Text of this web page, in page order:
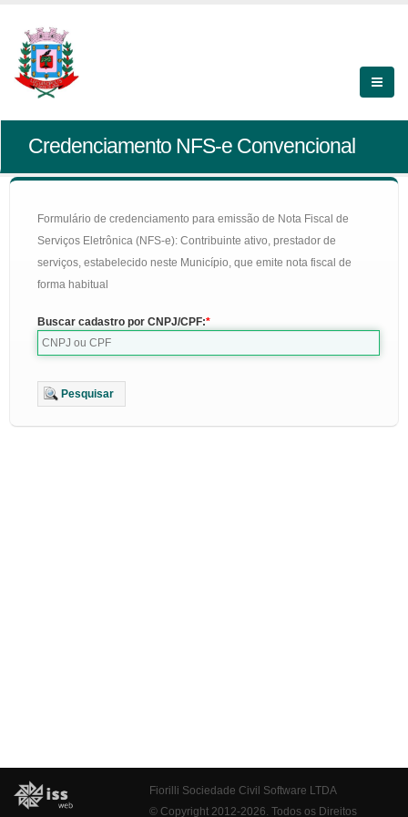
Credenciamento NFS-e Convencional
Formulário de credenciamento para emissão de Nota Fiscal de
Serviços Eletrônica (NFS-e): Contribuinte ativo, prestador de
serviços, estabelecido neste Município, que emite nota fiscal de
forma habitual
Buscar cadastro por CNPJ/CPF:
Pesquisar
Fiorilli Sociedade Civil Software LTDA
© Copyright 2012-2026. Todos os Direitos